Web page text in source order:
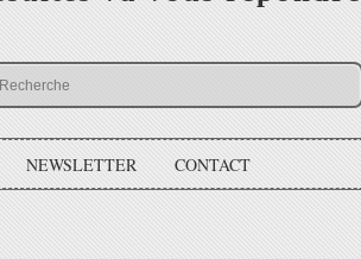
NEWSLETTER CONTACT